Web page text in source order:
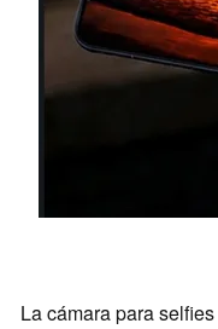
La cámara para